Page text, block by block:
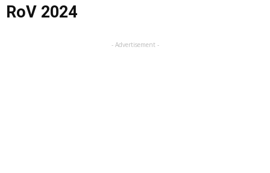
RoV 2024
- Advertisement -